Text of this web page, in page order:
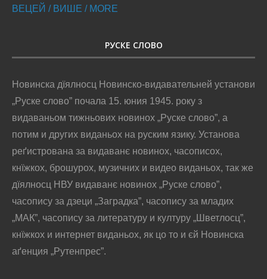
НА ПОЧАТОК